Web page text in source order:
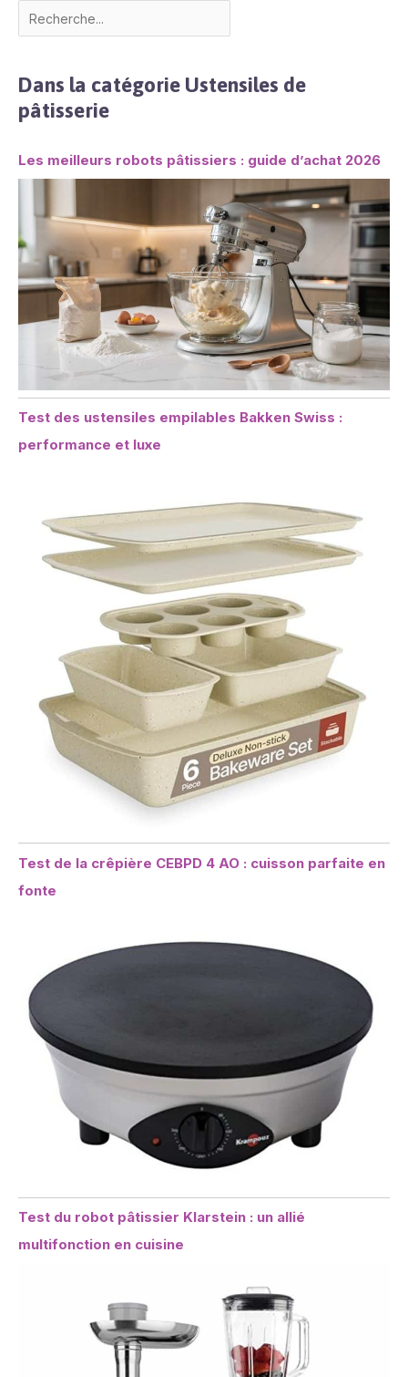
Dans la catégorie Ustensiles de
pâtisserie
Les meilleurs robots pâtissiers : guide d’achat 2026
Test des ustensiles empilables Bakken Swiss :
performance et luxe
Test de la crêpière CEBPD 4 AO : cuisson parfaite en
fonte
Test du robot pâtissier Klarstein : un allié
multifonction en cuisine